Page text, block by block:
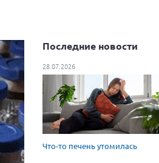
Последние новости
28.07.2026
Что-то печень утомилась